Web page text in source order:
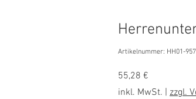
Artikelnummer: HH01-
55,28 €
inkl. MwSt.
zzgl.